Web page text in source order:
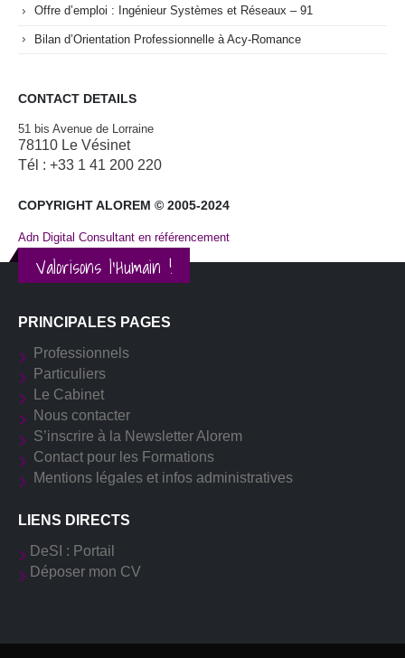
Offre d’emploi : Ingénieur Systèmes et Réseaux – 91
Bilan d’Orientation Professionnelle à Acy-Romance
CONTACT DETAILS
51 bis Avenue de Lorraine
78110 Le Vésinet
Tél : +33 1 41 200 220
COPYRIGHT ALOREM © 2005-2024
Adn Digital Consultant en référencement
Valorisons l'Humain !
PRINCIPALES PAGES
Professionnels
Particuliers
Le Cabinet
Nous contacter
S’inscrire à la Newsletter Alorem
Contact pour les Formations
Mentions légales et infos administratives
LIENS DIRECTS
DeSI : Portail
Déposer mon CV